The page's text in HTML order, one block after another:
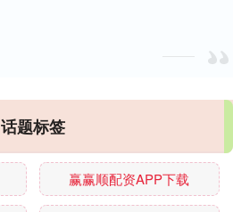
话题标签
赢赢顺配资APP下载